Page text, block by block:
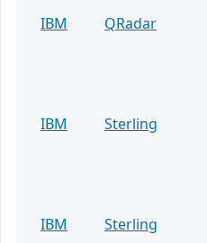
IBM
QRadar
IBM
Sterling
IBM
Sterling